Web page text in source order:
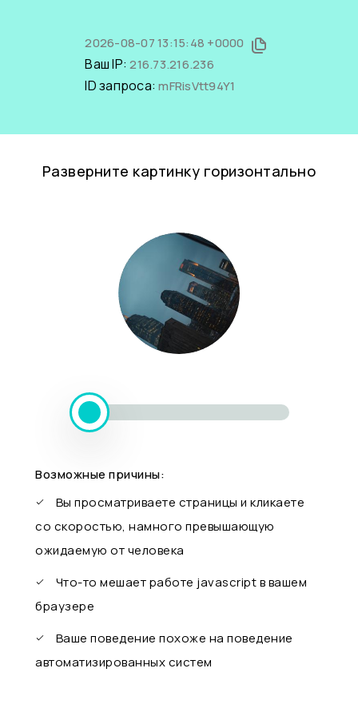
2026-08-07 13:15:48 +0000
Ваш IP:216.73.216.236
ID запроса:mFRisVtt94Y1
Разверните картинку горизонтально
Возможные причины:
Вы просматриваете страницы и кликаете
со скоростью, намного превышающую
ожидаемую от человека
Что-то мешает работе javascript в вашем
браузере
Ваше поведение похоже на поведение
автоматизированных систем